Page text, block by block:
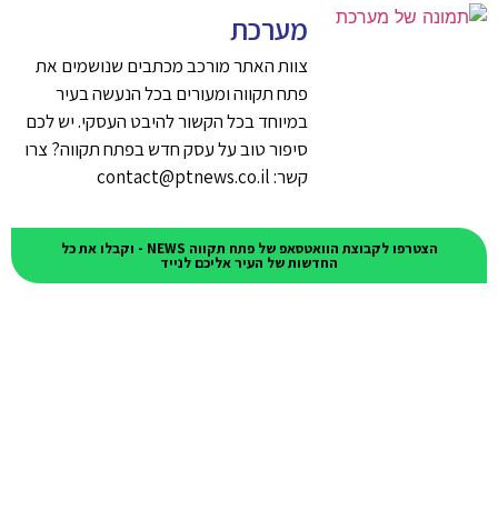
מערכת
צוות האתר מורכב מכתבים שנושמים את
פתח תקווה ומעורים בכל הנעשה בעיר
במיוחד בכל הקשור להיבט העסקי. יש לכם
סיפור טוב על עסק חדש בפתח תקווה? צרו
קשר: contact@ptnews.co.il
הצטרפו לקבוצת הוואטסאפ של פתח תקווה NEWS - וקבלו את כל
החדשות של העיר אליכם לנייד